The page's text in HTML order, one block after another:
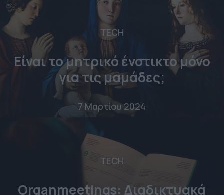
TECH
Είναι το μητρικό ένστικτο μόνο
για τις μαμάδες;
7 Μαρτίου 2024
TECH
Organmeetings: Διαδικτυακά